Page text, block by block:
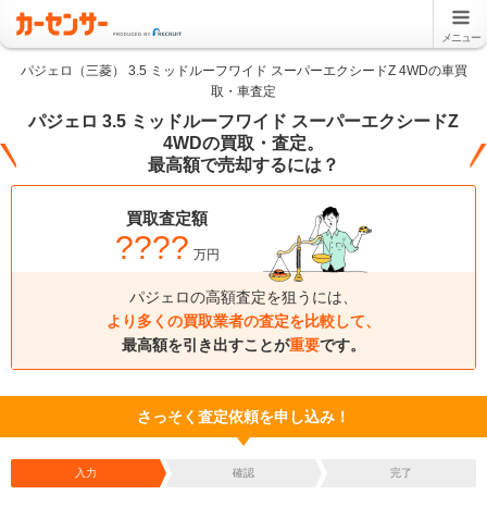
メニュー
パジェロ（三菱） 3.5 ミッドルーフワイド スーパーエクシードZ 4WDの車買
取・車査定
パジェロ 3.5 ミッドルーフワイド スーパーエクシードZ
4WDの買取・査定。
最高額で売却するには？
買取査定額
???? 万円
パジェロの高額査定を狙うには、
より多くの買取業者の査定を比較して、
最高額を引き出すことが重要です。
さっそく査定依頼を申し込み！
入力 確認 完了